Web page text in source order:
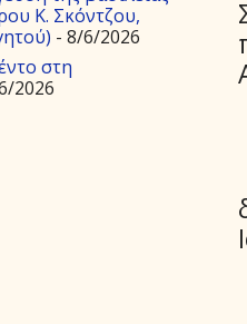
Κ. Σκόντζου,
- 8/6/2026
στη
2026